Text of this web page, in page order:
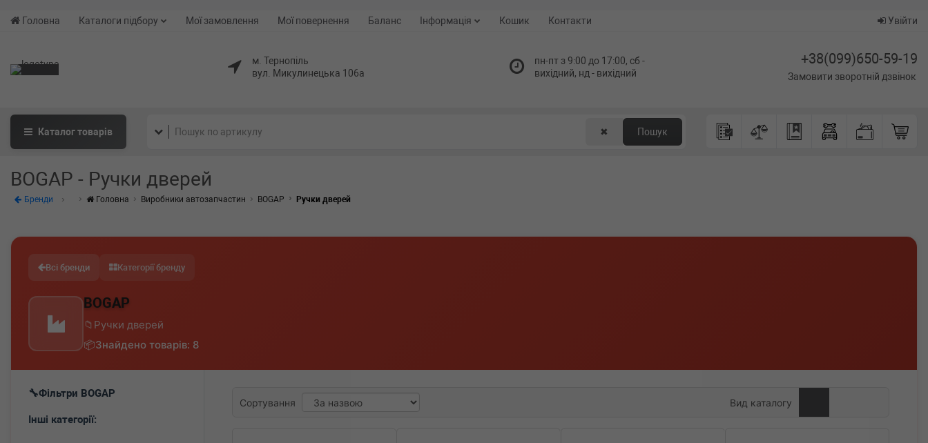
Головна Каталоги підбору Мої замовлення Мої повернення Баланс Інформація Кошик Контакти Увійти
м. Тернопіль
вул. Микулинецька 106а
пн-пт з 9:00 до 17:00, сб -
вихідний, нд - вихідний
+38(099)650-59-19
Замовити зворотній дзвінок
Каталогтоварів ✖ Пошук
BOGAP - Ручки дверей
Бренди Головна Виробники автозапчастин BOGAP Ручки дверей
Всі бренди Категорії бренду
BOGAP
Ручки дверей
Знайдено товарів: 8
Фільтри BOGAP
Інші категорії:
Сортування Вид каталогу